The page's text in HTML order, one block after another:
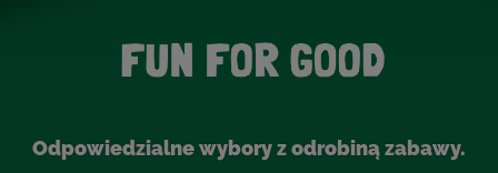
Odpowiedzialne wybory z odrobiną zabawy.